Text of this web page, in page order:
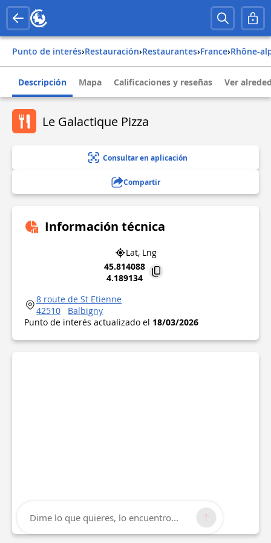
Punto de interés› Restauración› Restaurantes› france› rhône-
Descripción Mapa Calificaciones y reseñas Ver
Le Galactique Pizza
Consultar en aplicación
Compartir
Información técnica
Lat, Lng
45.814088
4.189134
8 route de St Etienne
42510
Balbigny
Punto de interés actualizado el 18/03/2026
Dime lo que quieres, lo encuentro...